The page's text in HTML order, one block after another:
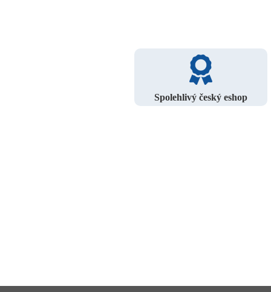
Spolehlivý český eshop